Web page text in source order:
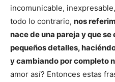
incomunicable,
todo lo contrario, nos
nace de una pareja y que se
pequeños detalles,
y cambiando por completo
amor así? Entonces estas